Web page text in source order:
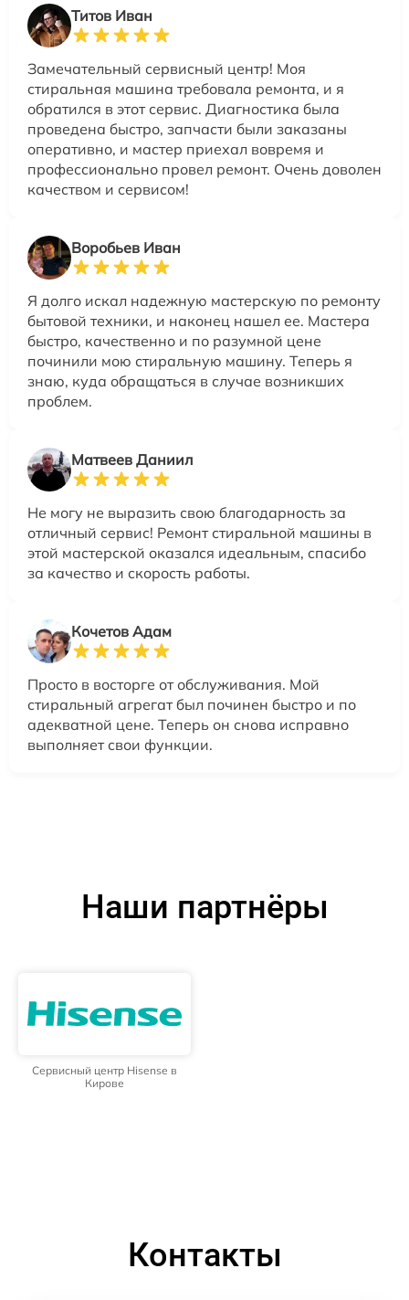
Титов Иван
Замечательный сервисный центр! Моя
стиральная машина требовала ремонта, и я
обратился в этот сервис. Диагностика была
проведена быстро, запчасти были заказаны
оперативно, и мастер приехал вовремя и
профессионально провел ремонт. Очень доволен
качеством и сервисом!
Воробьев Иван
Я долго искал надежную мастерскую по ремонту
бытовой техники, и наконец нашел ее. Мастера
быстро, качественно и по разумной цене
починили мою стиральную машину. Теперь я
знаю, куда обращаться в случае возникших
проблем.
Матвеев Даниил
Не могу не выразить свою благодарность за
отличный сервис! Ремонт стиральной машины в
этой мастерской оказался идеальным, спасибо
за качество и скорость работы.
Кочетов Адам
Просто в восторге от обслуживания. Мой
стиральный агрегат был починен быстро и по
адекватной цене. Теперь он снова исправно
выполняет свои функции.
Наши партнёры
Сервисный центр Hisense в
Кирове
Контакты